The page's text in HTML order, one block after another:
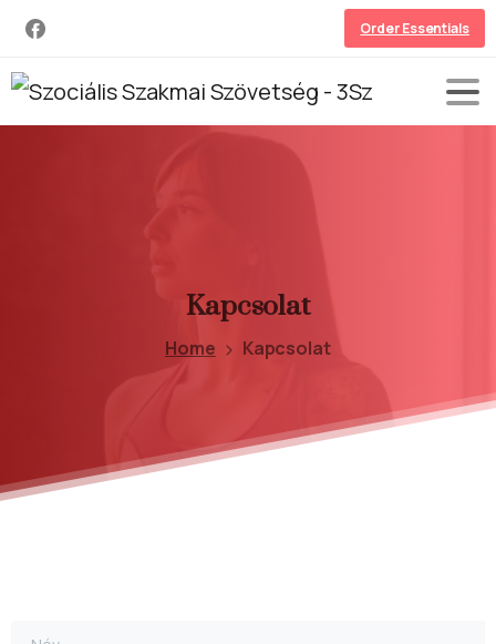
Order Essentials
Kapcsolat
Home Kapcsolat